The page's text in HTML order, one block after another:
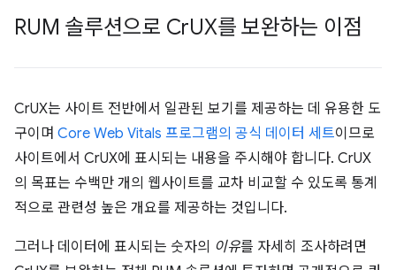
RUM 솔루션으로 CrUX를 보완하는 이점
CrUX는 사이트 전반에서 일관된 보기를 제공하는 데 유용한 도
구이며 Core Web Vitals 프로그램의 공식 데이터 세트이므로
사이트에서 CrUX에 표시되는 내용을 주시해야 합니다. CrUX
의 목표는 수백만 개의 웹사이트를 교차 비교할 수 있도록 통계
적으로 관련성 높은 개요를 제공하는 것입니다.
그러나 데이터에 표시되는 숫자의 이유를 자세히 조사하려면